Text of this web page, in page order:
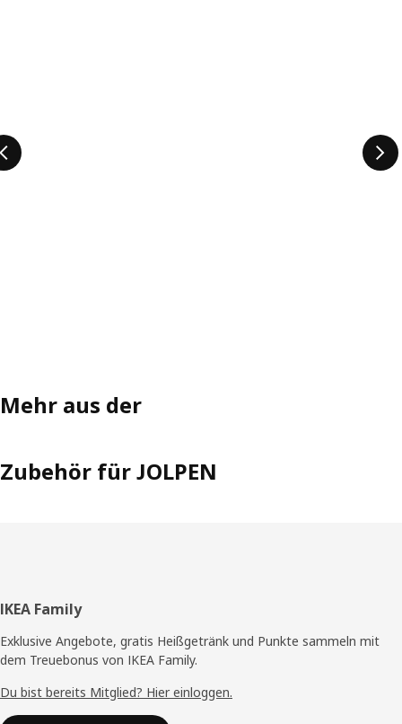
Mehr aus der
Zubehör für JOLPEN
Fußzeile
IKEA Family
Exklusive Angebote, gratis Heißgetränk und Punkte sammeln mit
dem Treuebonus von IKEA Family.
Du bist bereits Mitglied? Hier einloggen.